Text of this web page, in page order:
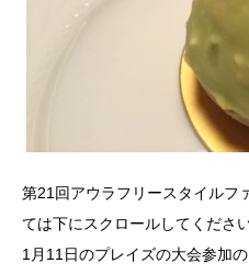
第21回アウラフリースタイルフ
ては下にスクロールしてくださ
1月11日のプレイズの大会参加